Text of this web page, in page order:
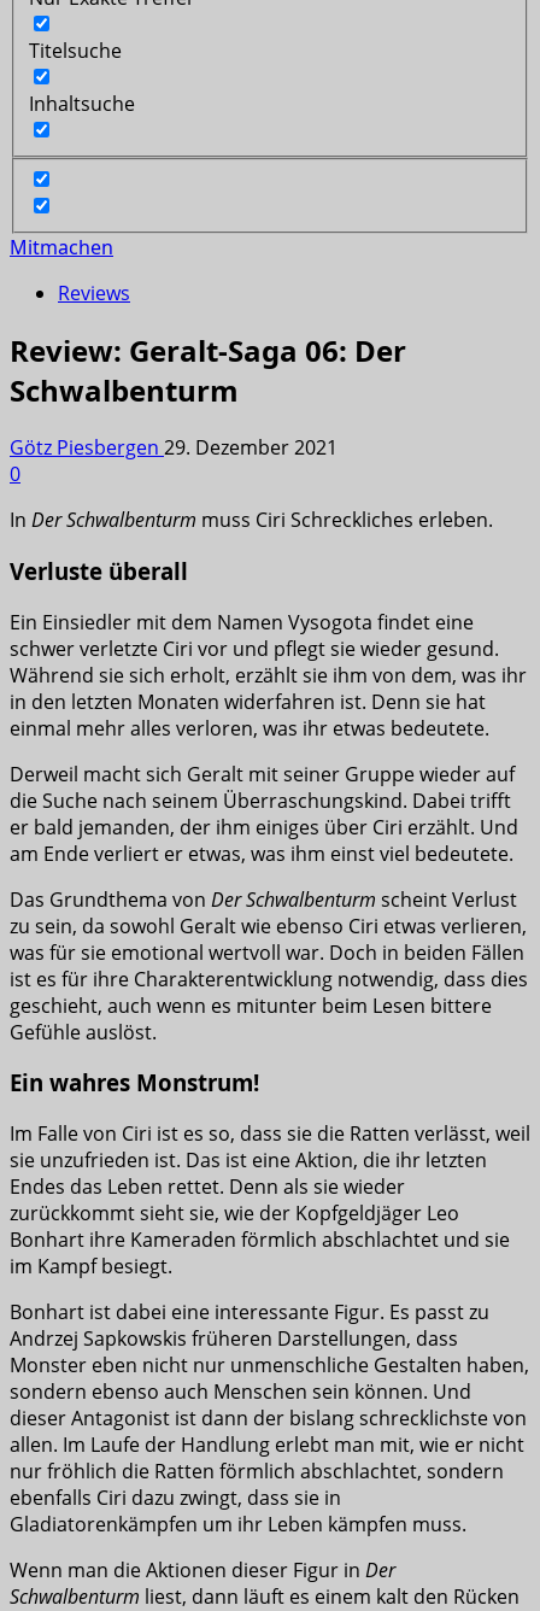
Titelsuche
Inhaltsuche
Mitmachen
Reviews
Review: Geralt-Saga 06: Der
Schwalbenturm
Götz Piesbergen 29. Dezember 2021
0
In Der Schwalbenturm muss Ciri Schreckliches erleben.
Verluste überall
Ein Einsiedler mit dem Namen Vysogota findet eine
schwer verletzte Ciri vor und pflegt sie wieder gesund.
Während sie sich erholt, erzählt sie ihm von dem, was ihr
in den letzten Monaten widerfahren ist. Denn sie hat
einmal mehr alles verloren, was ihr etwas bedeutete.
Derweil macht sich Geralt mit seiner Gruppe wieder auf
die Suche nach seinem Überraschungskind. Dabei trifft
er bald jemanden, der ihm einiges über Ciri erzählt. Und
am Ende verliert er etwas, was ihm einst viel bedeutete.
Das Grundthema von Der Schwalbenturm scheint Verlust
zu sein, da sowohl Geralt wie ebenso Ciri etwas verlieren,
was für sie emotional wertvoll war. Doch in beiden Fällen
ist es für ihre Charakterentwicklung notwendig, dass dies
geschieht, auch wenn es mitunter beim Lesen bittere
Gefühle auslöst.
Ein wahres Monstrum!
Im Falle von Ciri ist es so, dass sie die Ratten verlässt, weil
sie unzufrieden ist. Das ist eine Aktion, die ihr letzten
Endes das Leben rettet. Denn als sie wieder
zurückkommt sieht sie, wie der Kopfgeldjäger Leo
Bonhart ihre Kameraden förmlich abschlachtet und sie
im Kampf besiegt.
Bonhart ist dabei eine interessante Figur. Es passt zu
Andrzej Sapkowskis früheren Darstellungen, dass
Monster eben nicht nur unmenschliche Gestalten haben,
sondern ebenso auch Menschen sein können. Und
dieser Antagonist ist dann der bislang schrecklichste von
allen. Im Laufe der Handlung erlebt man mit, wie er nicht
nur fröhlich die Ratten förmlich abschlachtet, sondern
ebenfalls Ciri dazu zwingt, dass sie in
Gladiatorenkämpfen um ihr Leben kämpfen muss.
Wenn man die Aktionen dieser Figur in Der
Schwalbenturm liest, dann läuft es einem kalt den Rücken